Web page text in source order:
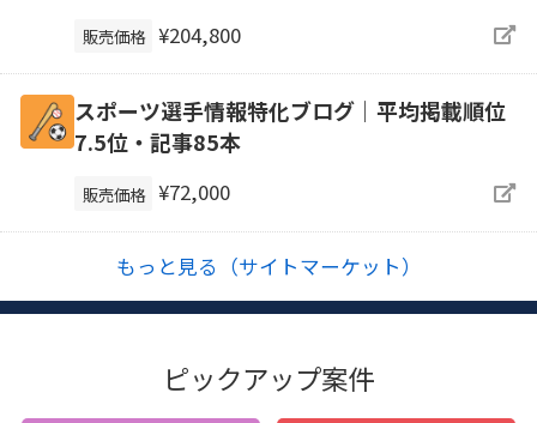
販売価格 ¥204,800
スポーツ選手情報特化ブログ｜平均掲載順位
7.5位・記事85本
販売価格 ¥72,000
もっと見る（サイトマーケット）
ピックアップ案件